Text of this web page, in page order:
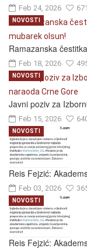
Feb 24, 2026 671
Ramazanska
Feb 18, 2026
NOVOSTI
Javni poziv za
Feb 15, 2026
NOVOSTI
Reis Fejzić:
Feb 03, 2026
NOVOSTI
Reis Fejzić:
NOVOSTI